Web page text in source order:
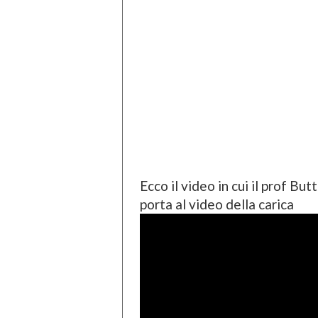
Ecco il video in cui il prof
porta al video della carica